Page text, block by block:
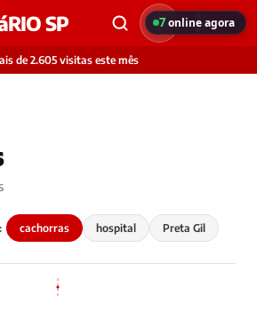
SP
de 2.605 visitas este mês
cachorras hospital Preta Gil
7online agora